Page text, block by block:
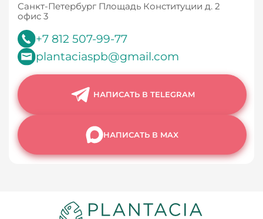
Санкт-Петербург Площадь Конституции д. 2
офис 3
+7 812 507-99-77
plantaciaspb@gmail.com
НАПИСАТЬ В TELEGRAM
НАПИСАТЬ В MAX